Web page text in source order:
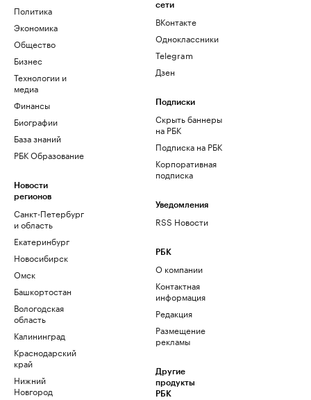
Политика
Экономика
Общество
Бизнес
Технологии и
медиа
Финансы
Биографии
База знаний
РБК Образование
Новости
регионов
Санкт-Петербург
и область
Екатеринбург
Новосибирск
Омск
Башкортостан
Вологодская
область
Калининград
Краснодарский
край
Нижний
Новгород
сети
ВКонтакте
Одноклассники
Telegram
Дзен
Подписки
Скрыть баннеры
на РБК
Подписка на РБК
Корпоративная
подписка
Уведомления
RSS Новости
РБК
О компании
Контактная
информация
Редакция
Размещение
рекламы
Другие
продукты
РБК